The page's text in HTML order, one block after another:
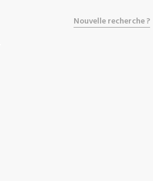
Nouvelle recherche ?